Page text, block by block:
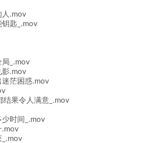
人.mov
匙_.mov
_.mov
影.mov
茫困惑.mov
结果令人满意_.mov
时间_.mov
.mov
_.mov